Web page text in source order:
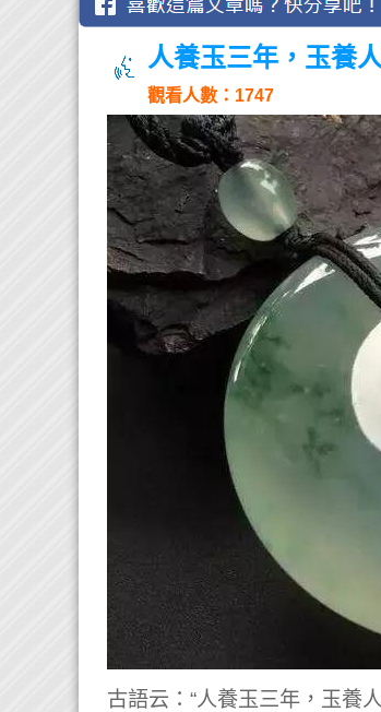
人養玉三年，玉養
觀看人數：1747
古語云：“人養玉三年，玉養